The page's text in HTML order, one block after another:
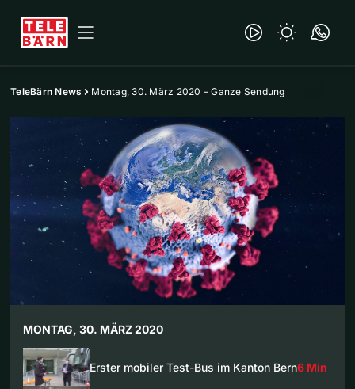
TeleBärn News Montag, 30. März 2020 – Ganze Sendung
MONTAG, 30. MÄRZ 2020
Erster mobiler Test-Bus im Kanton Bern6 Min